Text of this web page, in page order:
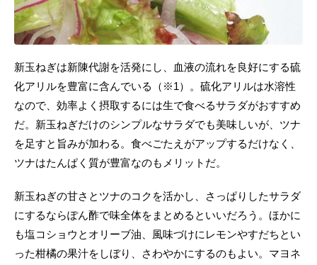
新玉ねぎは新陳代謝を活発にし、血液の流れを良好にする硫
化アリルを豊富に含んでいる（※1）。硫化アリルは水溶性
なので、効率よく摂取するには生で食べるサラダがおすすめ
だ。新玉ねぎだけのシンプルなサラダでも美味しいが、ツナ
を足すと旨みが加わる。食べごたえがアップするだけなく、
ツナはたんぱく質が豊富なのもメリットだ。
新玉ねぎの甘さとツナのコクを活かし、さっぱりしたサラダ
にするならぽん酢で味全体をまとめるといいだろう。ほかに
も塩コショウとオリーブ油、風味づけにレモンやすだちとい
った柑橘の果汁をしぼり、さわやかにするのもよい。マヨネ